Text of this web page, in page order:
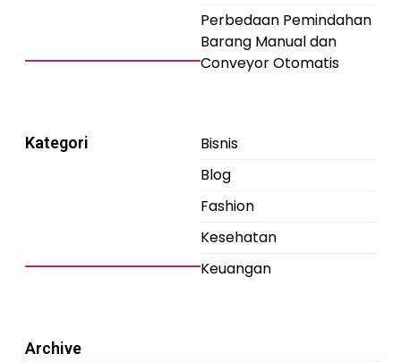
Perbedaan Pemindahan
Barang Manual dan
Conveyor Otomatis
Kategori
Bisnis
Blog
Fashion
Kesehatan
Keuangan
Archive